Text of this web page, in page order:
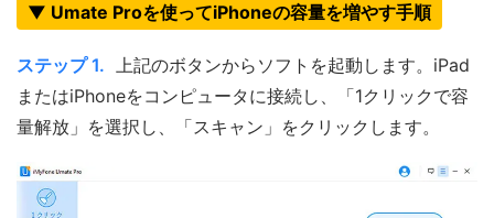
▼ Umate Proを使ってiPhoneの容量を増やす手順
ステップ 1. 上記のボタンからソフトを起動します。iPad
またはiPhoneをコンピュータに接続し、「1クリックで容
量解放」を選択し、「スキャン」をクリックします。